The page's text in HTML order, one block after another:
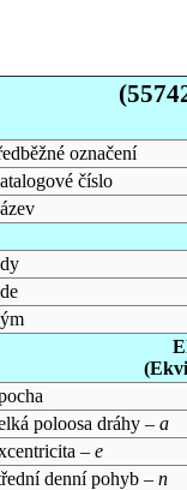
označení
číslo
poloosa dráhy – a
– e
denní pohyb – n